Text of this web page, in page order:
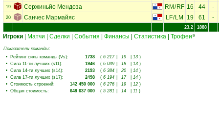
19 Сержиньйо Мендоза RM / RF 16 44 -
20 Санчес Мармайяс LF/ LM 19 61 -
23.2 1888
Игроки Матчи Сделки События Финансы Статистика Трофеи 9
Показатели команды:
• Рейтинг силы команды (Vs): 1738 ( 6 217 19 13 )
• Сила 11-ти лучших (s11): 1946 ( 6 039 18 13 )
• Сила 14-ти лучших (s14): 2193 ( 6 384 20 14 )
• Сила 17-ти лучших (s17): 2498 ( 6 194 17 14 )
• Стоимость строений: 142 450 000 ( 6 276 19 12 )
• Общая стоимость: 649 637 000 ( 5 281 14 11 )